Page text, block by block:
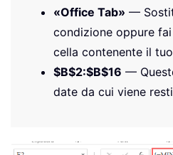
«Office Tab» —
condizione oppure
cella contenente il
$B$2:$B$16 —
date da cui viene